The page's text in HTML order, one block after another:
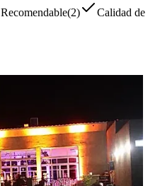
Recomendable(2)
Calidad de